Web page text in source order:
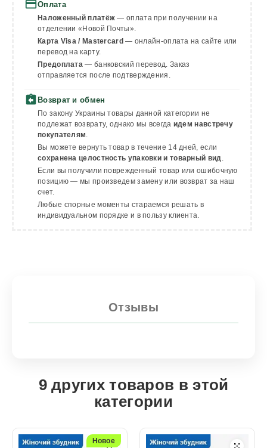
paymentОплата
Наложенный платёж — оплата при получении на
отделении «Новой Почты».
Карта Visa / Mastercard — онлайн-оплата на сайте или
перевод на карту.
Предоплата — банковский перевод. Заказ
отправляется после подтверждения.
assignment_return Возврат и обмен
По закону Украины товары данной категории не
подлежат возврату, однако мы всегда идем навстречу
покупателям.
Вы можете вернуть товар в течение 14 дней, если
сохранена целостность упаковки и товарный вид.
Если вы получили поврежденный товар или ошибочную
позицию — мы произведем замену или возврат за наш
счет.
Любые спорные моменты стараемся решать в
индивидуальном порядке и в пользу клиента.
Отзывы
9 других товаров в этой
категории
Новое